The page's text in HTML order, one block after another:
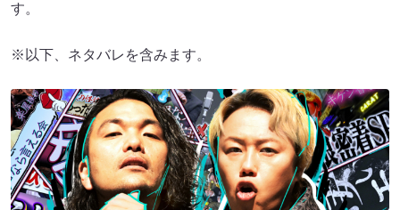
す。
※以下、ネタバレを含みます。